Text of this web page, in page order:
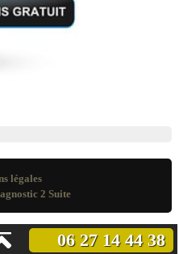
légales
2 Suite
06 27 14 44 38